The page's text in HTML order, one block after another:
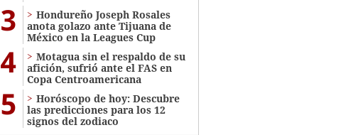
3
Hondureño Joseph Rosales
anota golazo ante Tijuana de
México en la Leagues Cup
4
Motagua sin el respaldo de su
afición, sufrió ante el FAS en
Copa Centroamericana
5
Horóscopo de hoy: Descubre
las predicciones para los 12
signos del zodiaco